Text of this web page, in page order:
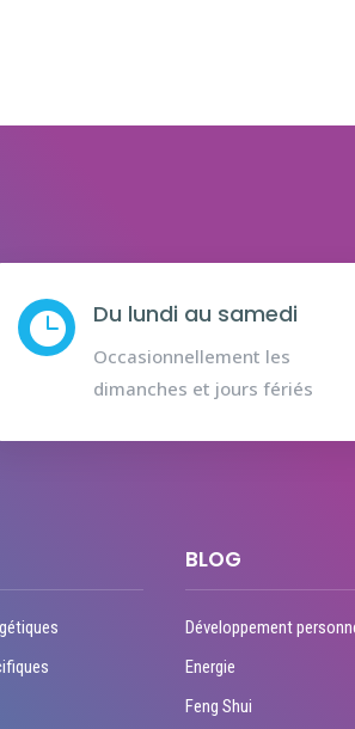
 Du lundi au samedi
Occasionnellement les
dimanches et jours fériés
BLOG
Développement
Energie
Feng Shui